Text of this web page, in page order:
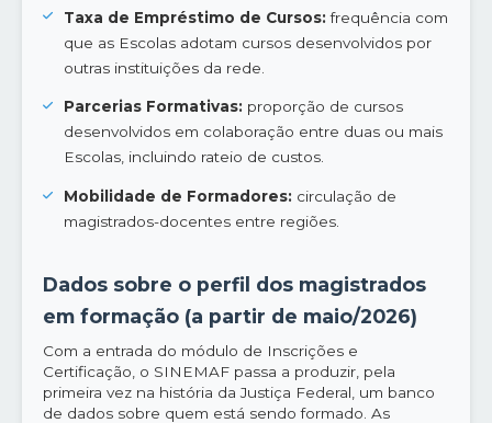
Taxa de Empréstimo de Cursos: frequência com
que as Escolas adotam cursos desenvolvidos por
outras instituições da rede.
Parcerias Formativas: proporção de cursos
desenvolvidos em colaboração entre duas ou mais
Escolas, incluindo rateio de custos.
Mobilidade de Formadores: circulação de
magistrados-docentes entre regiões.
Dados sobre o perfil dos magistrados
em formação (a partir de maio/2026)
Com a entrada do módulo de Inscrições e
Certificação, o SINEMAF passa a produzir, pela
primeira vez na história da Justiça Federal, um banco
de dados sobre quem está sendo formado. As